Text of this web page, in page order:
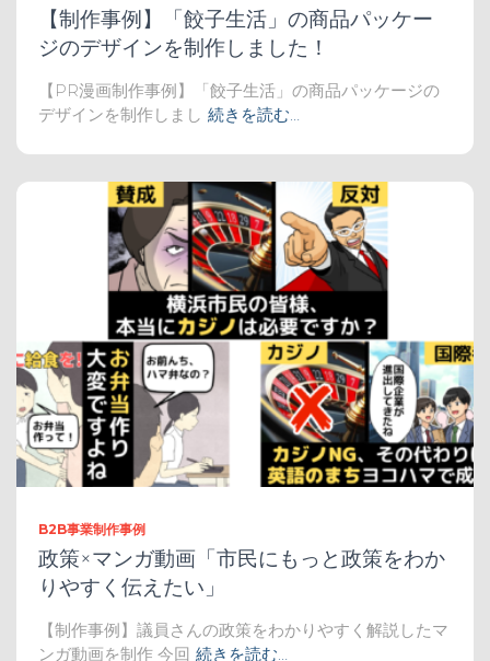
【制作事例】「餃子生活」の商品パッケー
ジのデザインを制作しました！
【PR漫画制作事例】「餃子生活」の商品パッケージの
デザインを制作しまし 続きを読む…
B2B事業制作事例
政策×マンガ動画「市民にもっと政策をわか
りやすく伝えたい」
【制作事例】議員さんの政策をわかりやすく解説したマ
ンガ動画を制作 今回 続きを読む…